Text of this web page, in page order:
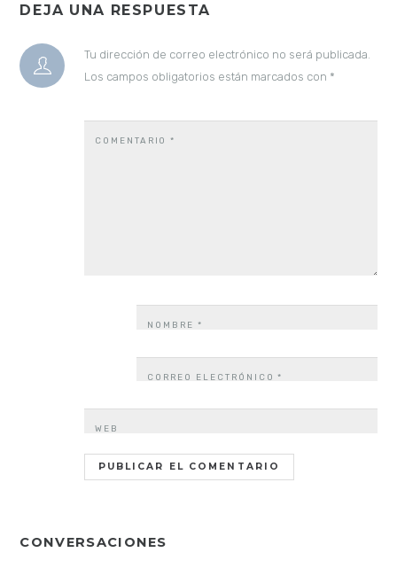
DEJA UNA RESPUESTA
Tu dirección de correo electrónico no será publicada.
Los campos obligatorios están marcados con *
COMENTARIO*
NOMBRE*
CORREO ELECTRÓNICO*
WEB
CONVERSACIONES